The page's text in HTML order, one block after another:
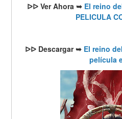
ᐅᐅ Ver Ahora ➥ El reino
PELICULA
ᐅᐅ Descargar ➥ El reino
película